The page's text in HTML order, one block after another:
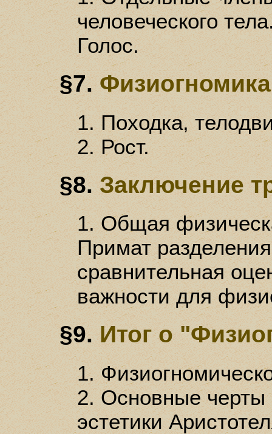
человеческого
Голос.
§7.
1. Походка,
2. Рост.
§8. Заключение
1. Общая
Примат
сравнительная
важности для
§9. Итог о
1.
2. Основные черты
эстетики